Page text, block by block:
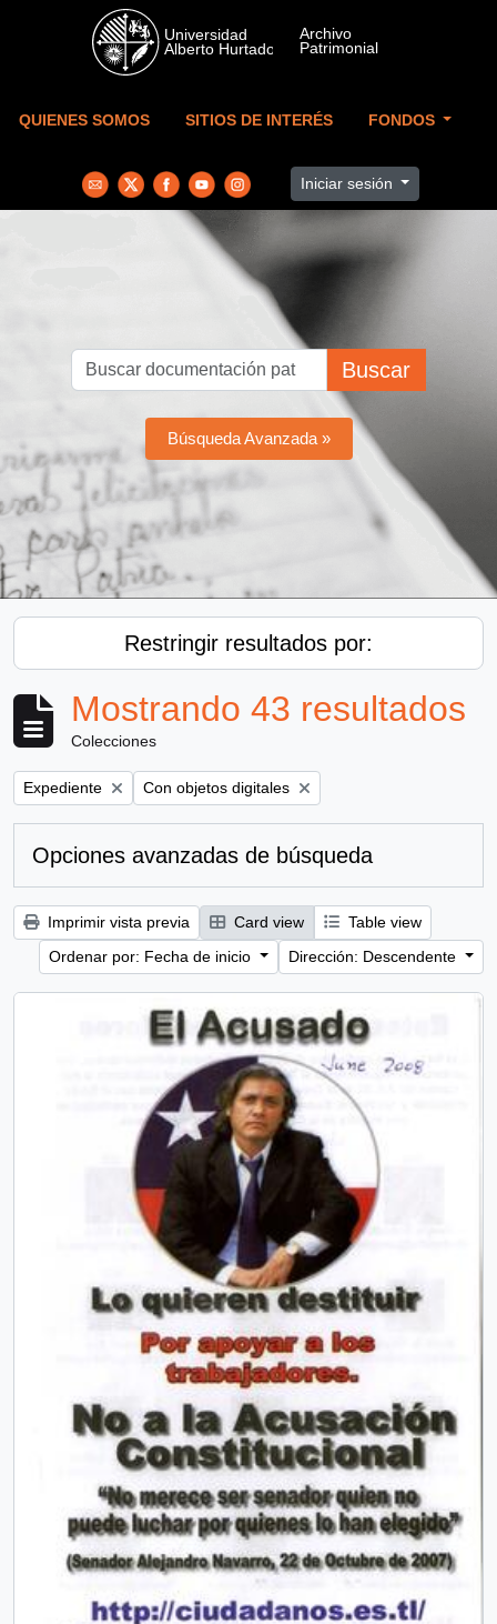
Skip to main content
QUIENES SOMOS SITIOS DE INTERÉS FONDOS
Iniciar sesión
Buscar
Búsqueda Avanzada »
Restringir resultados por:
Mostrando 43 resultados
Colecciones
Remove filter:
Expediente Remove filter:
Con objetos digitales
Opciones avanzadas de búsqueda
Imprimir vista previa Card view
Table view
Ordenar por: Fecha de inicio
Dirección: Descendente